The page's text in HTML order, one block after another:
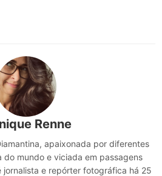
Renne
apaixonada por diferentes
mundo e viciada em passagens
jornalista e repórter fotográfica há 25